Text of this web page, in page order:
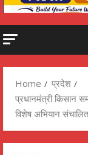
Home
प्रदेश
प्रधानमंत्री किसान
विशेष अभियान संचालित